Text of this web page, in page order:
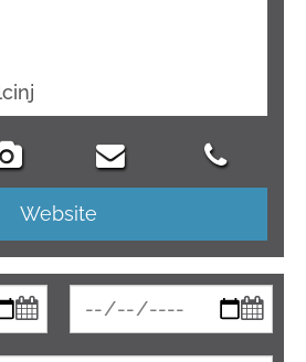
Website